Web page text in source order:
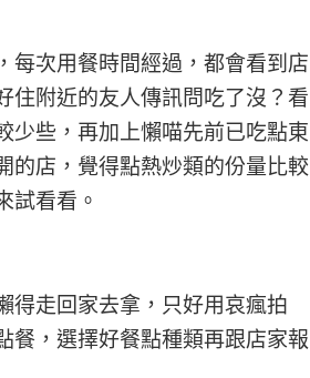
，每次用餐時間經過，都會看到店
住附近的友人傳訊問吃了沒？看
少些，再加上懶喵先前已吃點東
的店，覺得點熱炒類的份量比較
試看看。
得走回家去拿，只好用哀瘋拍
餐，選擇好餐點種類再跟店家報